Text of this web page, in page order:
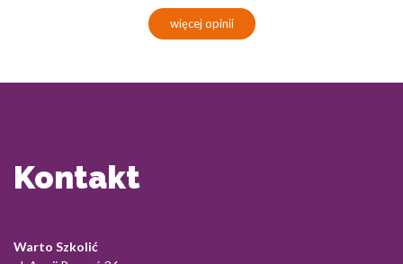
więcej opinii
Kontakt
Warto Szkolić